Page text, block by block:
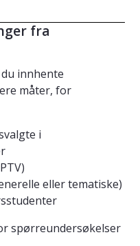
fra
innhente
måter, for
i
eller tematiske)
spørreundersøkelser